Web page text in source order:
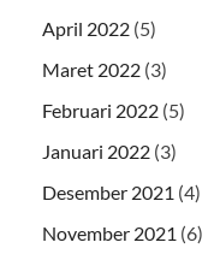
April 2022 (5)
Maret 2022 (3)
Februari 2022 (5)
Januari 2022 (3)
Desember 2021 (4)
November 2021 (6)